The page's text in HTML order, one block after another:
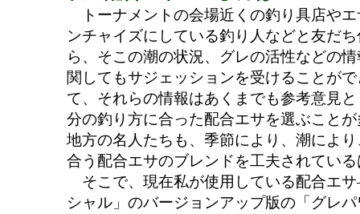
トーナメントの会場近くの釣り具店や
ンチャイズにしている釣り人などと友だ
ら、そこの潮の状況、グレの活性などの
関してもサジェッションを受けることが
て、それらの情報はあくまでも参考意見
分の釣り方に合った配合エサを選ぶこと
地方の名人たちも、季節により、潮によ
合う配合エサのブレンドを工夫されてい
そこで、現在私が使用している配合エ
シャル」のバージョンアップ版の「グレ